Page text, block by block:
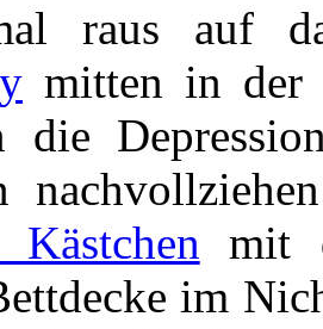
raus auf
mitten in der
die
Kästchen mit
im